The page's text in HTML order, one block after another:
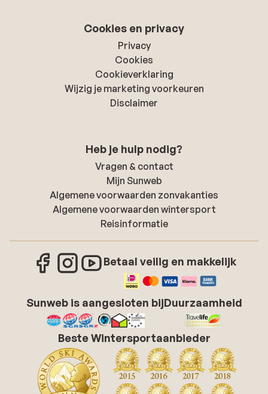
Cookies en privacy
Privacy
Cookies
Cookieverklaring
Wijzig je marketing voorkeuren
Disclaimer
Heb je hulp nodig?
Vragen & contact
Mijn Sunweb
Algemene voorwaarden zonvakanties
Algemene voorwaarden wintersport
Reisinformatie
Betaal veilig en makkelijk
Sunweb is aangesloten bijDuurzaamheid
Beste Wintersportaanbieder